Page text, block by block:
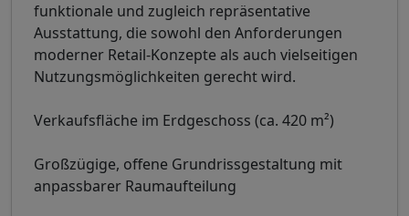
funktionale und zugleich repräsentative
Ausstattung, die sowohl den Anforderungen
moderner Retail-Konzepte als auch vielseitigen
Nutzungsmöglichkeiten gerecht wird.
Verkaufsfläche im Erdgeschoss (ca. 420 m²)
Großzügige, offene Grundrissgestaltung mit
anpassbarer Raumaufteilung